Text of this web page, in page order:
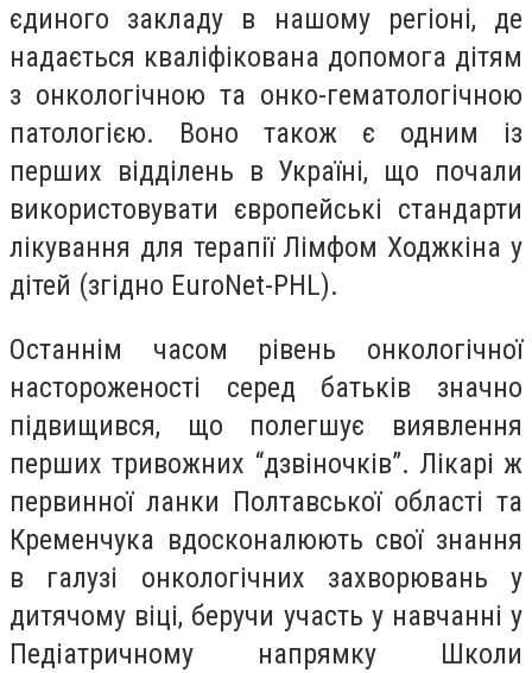
єдиного закладу в нашому регіоні, де
надається кваліфікована допомога дітям
з онкологічною та онко-гематологічною
патологією. Воно також є одним із
перших відділень в Україні, що почали
використовувати європейські стандарти
лікування для терапії Лімфом Ходжкіна у
дітей (згідно EuroNet-PHL).
Останнім часом рівень онкологічної
настороженості серед батьків значно
підвищився, що полегшує виявлення
перших тривожних “дзвіночків”. Лікарі ж
первинної ланки Полтавської області та
Кременчука вдосконалюють свої знання
в галузі онкологічних захворювань у
дитячому віці, беручи участь у навчанні у
Педіатричному напрямку Школи